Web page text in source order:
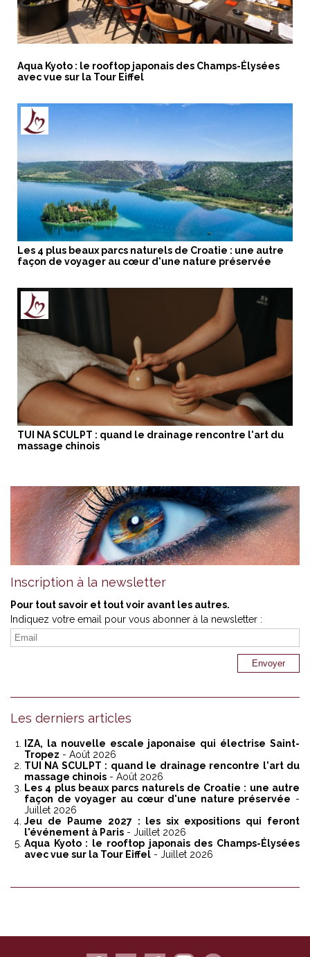
Aqua Kyoto : le rooftop japonais des Champs-Élysées
avec vue sur la Tour Eiffel
Les 4 plus beaux parcs naturels de Croatie : une autre
façon de voyager au cœur d'une nature préservée
TUI NA SCULPT : quand le drainage rencontre l'art du
massage chinois
Inscription à la newsletter
Pour tout savoir et tout voir avant les autres.
Indiquez votre email pour vous abonner à la newsletter :
Les derniers articles
IZA, la nouvelle escale japonaise qui électrise Saint-
Tropez - Août 2026
TUI NA SCULPT : quand le drainage rencontre l'art du
massage chinois - Août 2026
Les 4 plus beaux parcs naturels de Croatie : une autre
façon de voyager au cœur d'une nature préservée -
Juillet 2026
Jeu de Paume 2027 : les six expositions qui feront
l'événement à Paris - Juillet 2026
Aqua Kyoto : le rooftop japonais des Champs-Élysées
avec vue sur la Tour Eiffel - Juillet 2026